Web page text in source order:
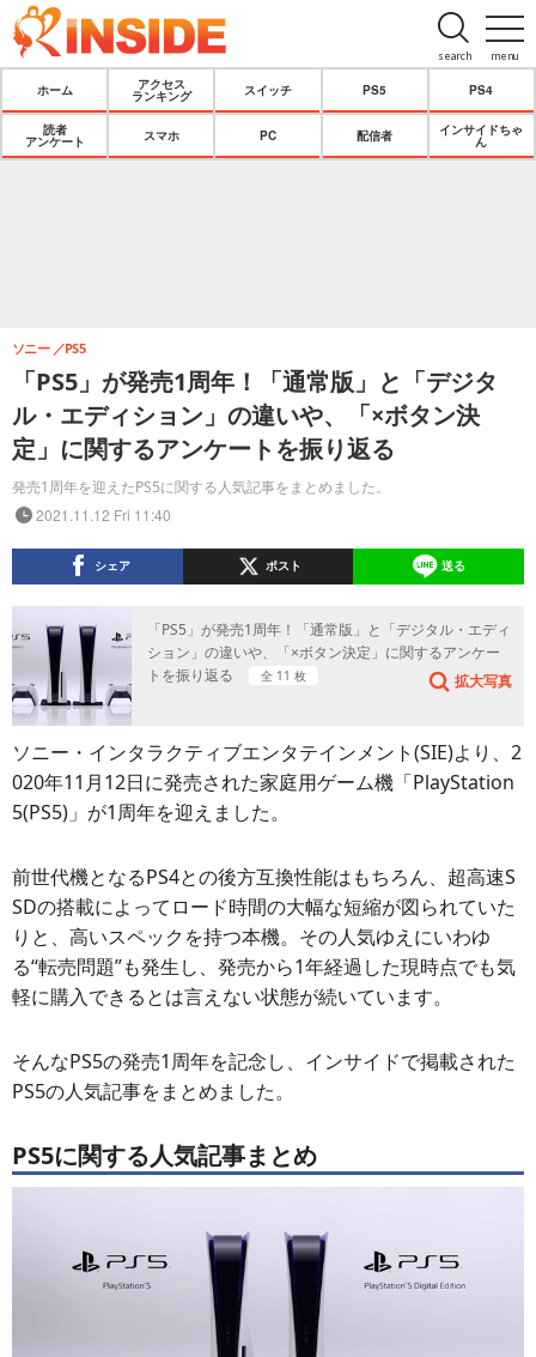
menu
search
ホーム
アクセス
ランキング
スイッチ PS5 PS4
読者
アンケート
スマホ PC 配信者
インサイドちゃ
ん
「PS5」が発売1周年！「通常版」と「デジタ
ル・エディション」の違いや、「×ボタン決
定」に関するアンケートを振り返る
発売1周年を迎えたPS5に関する人気記事をまとめました。
ソニー PS5
2021.11.12 Fri 11:40
シェア ポスト 送る
「PS5」が発売1周年！「通常版」と「デジタル・エディ
ション」の違いや、「×ボタン決定」に関するアンケー
トを振り返る
全 11 枚 拡大写真
ソニー・インタラクティブエンタテインメント(SIE)より、2
020年11月12日に発売された家庭用ゲーム機「PlayStation
5(PS5)」が1周年を迎えました。
前世代機となるPS4との後方互換性能はもちろん、超高速S
SDの搭載によってロード時間の大幅な短縮が図られていた
りと、高いスペックを持つ本機。その人気ゆえにいわゆ
る“転売問題”も発生し、発売から1年経過した現時点でも気
軽に購入できるとは言えない状態が続いています。
そんなPS5の発売1周年を記念し、インサイドで掲載された
PS5の人気記事をまとめました。
PS5に関する人気記事まとめ